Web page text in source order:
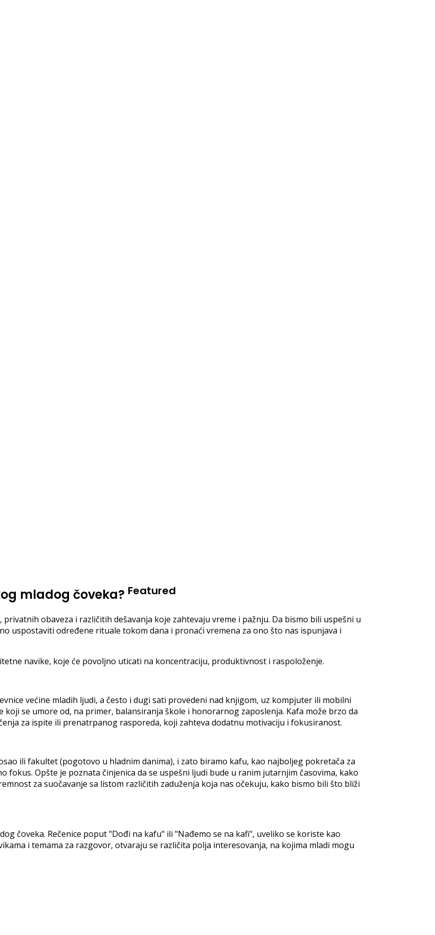
mladog čoveka? Featured
obaveza i različitih dešavanja koje zahtevaju vreme i pažnju. Da bismo bili uspešni u
uspostaviti određene rituale tokom dana i pronaći vremena za ono što nas ispunjava i
navike, koje će povoljno uticati na koncentraciju, produktivnost i raspoloženje.
većine mladih ljudi, a često i dugi sati provedeni nad knjigom, uz kompjuter ili mobilni
se umore od, na primer, balansiranja škole i honorarnog zaposlenja. Kafa može brzo da
za ispite ili prenatrpanog rasporeda, koji zahteva dodatnu motivaciju i fokusiranost.
ili fakultet (pogotovo u hladnim danima), i zato biramo kafu, kao najboljeg pokretača za
fokus. Opšte je poznata činjenica da se uspešni ljudi bude u ranim jutarnjim časovima, kako
za suočavanje sa listom različitih zaduženja koja nas očekuju, kako bismo bili što bliži
čoveka. Rečenice poput "Dođi na kafu" ili "Nađemo se na kafi", uveliko se koriste kao
i temama za razgovor, otvaraju se različita polja interesovanja, na kojima mladi mogu